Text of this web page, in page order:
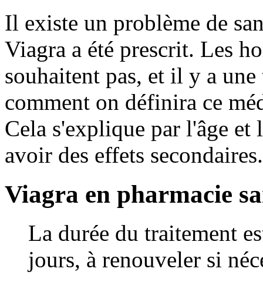
Il existe un problème de
Viagra a été prescrit. Les
souhaitent pas, et il y a
comment on définira ce
Cela s'explique par l'âge et
avoir des effets secondaires.
Viagra en pharmacie
La durée du traitement
jours, à renouveler si